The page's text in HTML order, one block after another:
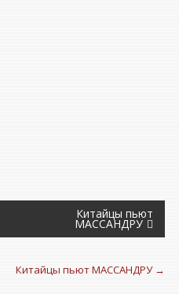
Китайцы пьют
МАССАНДРУ
Китайцы пьют МАССАНДРУ →